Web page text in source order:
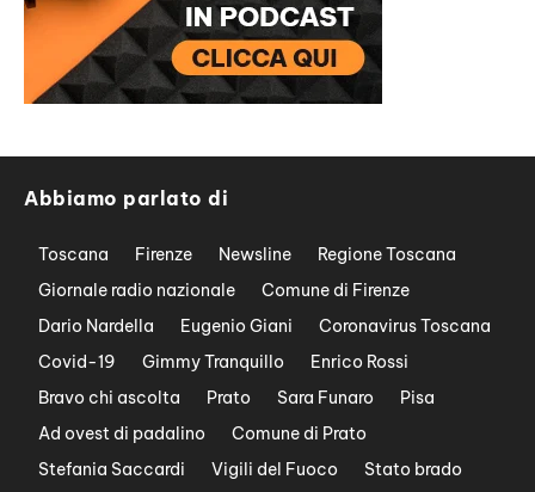
Abbiamo parlato di
Toscana Firenze Newsline
Regione Toscana
Giornale radio nazionale
Comune di Firenze
Dario Nardella
Eugenio Giani
Coronavirus Toscana
Covid-19
Gimmy Tranquillo
Enrico Rossi
Bravo chi ascolta
Prato Sara Funaro
Pisa
Ad ovest di padalino
Comune di Prato
Stefania Saccardi
Vigili del Fuoco
Stato brado